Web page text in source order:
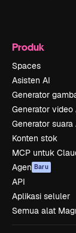
Produk
Spaces
Asisten AI
Generator
Generator video
Generator suara
Konten stok
MCP untuk
Agen Baru
API
Aplikasi seluler
Semua alat